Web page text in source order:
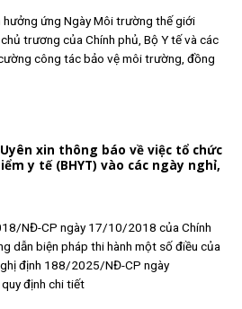
hưởng ứng Ngày Môi trường thế giới
trương của Chính phủ, Bộ Y tế và các
công tác bảo vệ môi trường, đồng
xin thông báo về việc tổ chức
y tế (BHYT) vào các ngày nghỉ,
NĐ-CP ngày 17/10/2018 của Chính
dẫn biện pháp thi hành một số điều của
định 188/2025/NĐ-CP ngày
định chi tiết